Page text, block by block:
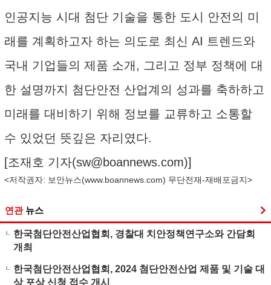
인공지능 시대 첨단 기술을 통한 도시 안전의 미
래를 계획하고자 하는 의도로 최신 AI 트렌드와
국내 기업들의 제품 소개, 그리고 정부 정책에 대
한 설명까지 첨단안전 산업계의 성과를 축하하고
미래를 대비하기 위해 정보를 교류하고 소통할
수 있었던 뜻깊은 자리였다.
[조재호 기자(sw@boannews.com)]
<저작권자: 보안뉴스(www.boannews.com) 무단전재-재배포금지>
연관 뉴스
한국첨단안전산업협회, 경찰대 치안정책연구소와 간담회
개최
한국첨단안전산업협회, 2024 첨단안전산업 제품 및 기술 대
상 포상 신청 접수 개시